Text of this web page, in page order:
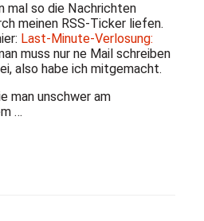
mal so die Nachrichten
meinen RSS-Ticker liefen.
Last-Minute-Verlosung:
muss nur ne Mail schreiben
also habe ich mitgemacht.
man unschwer am
…